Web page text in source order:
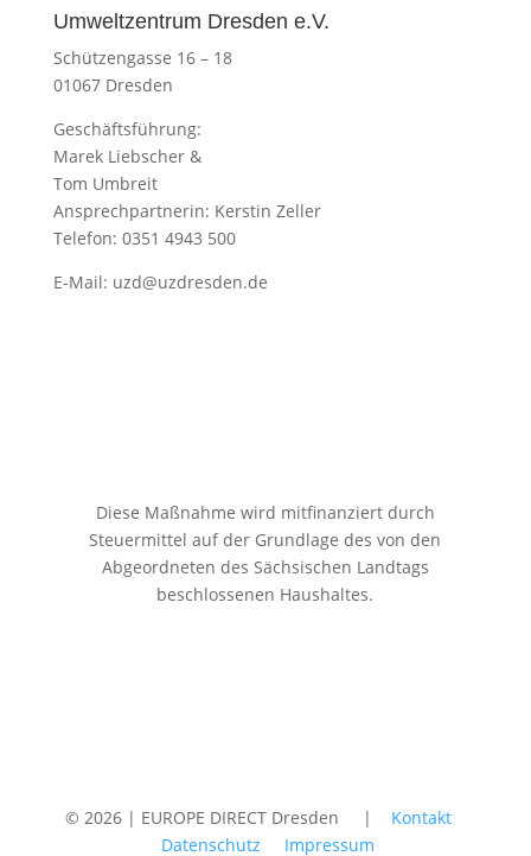
Umweltzentrum Dresden e.V.
Schützengasse 16 – 18
01067 Dresden
Geschäftsführung:
Marek Liebscher &
Tom Umbreit
Ansprechpartnerin: Kerstin Zeller
Telefon: 0351 4943 500
E-Mail: uzd@uzdresden.de
Diese Maßnahme wird mitfinanziert durch
Steuermittel auf der Grundlage des von den
Abgeordneten des Sächsischen Landtags
beschlossenen Haushaltes.
© 2026 | EUROPE DIRECT Dresden | Kontakt
Datenschutz
Impressum